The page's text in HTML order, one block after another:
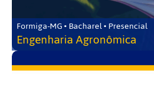
Formiga-MG • Bacharel • Presencial
Engenharia Agronômica